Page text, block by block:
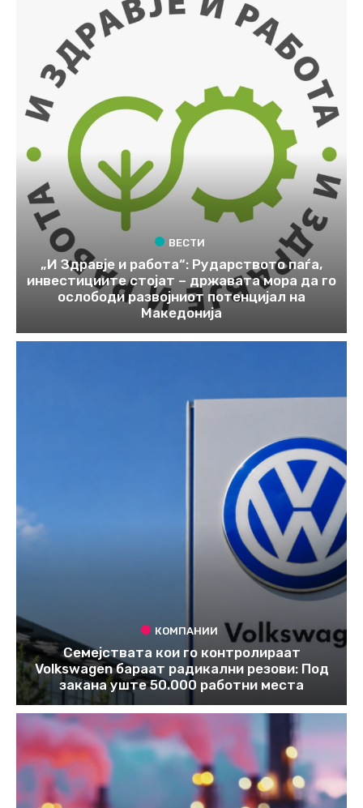
ВЕСТИ
„И Здравје и работа“: Рударството паѓа,
инвестициите стојат – државата мора да го
ослободи развојниот потенцијал на
Македонија
КОМПАНИИ
Семејствата кои го контролираат
Volkswagen бараат радикални резови: Под
закана уште 50.000 работни места